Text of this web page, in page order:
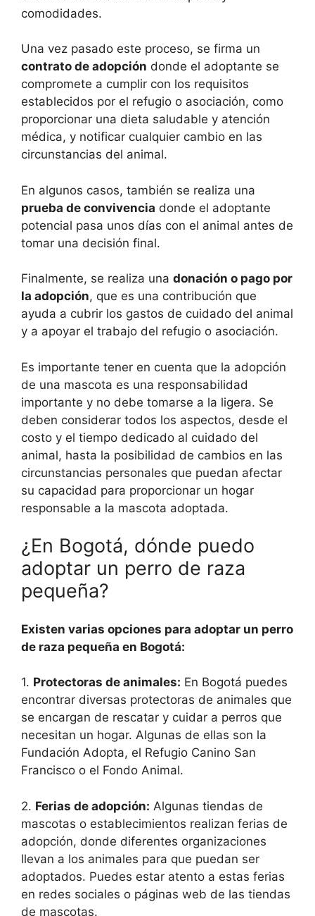
comodidades.
Una vez pasado este proceso, se firma un
contrato de adopción donde el adoptante se
compromete a cumplir con los requisitos
establecidos por el refugio o asociación, como
proporcionar una dieta saludable y atención
médica, y notificar cualquier cambio en las
circunstancias del animal.
En algunos casos, también se realiza una
prueba de convivencia donde el adoptante
potencial pasa unos días con el animal antes de
tomar una decisión final.
Finalmente, se realiza una donación o pago por
la adopción, que es una contribución que
ayuda a cubrir los gastos de cuidado del animal
y a apoyar el trabajo del refugio o asociación.
Es importante tener en cuenta que la adopción
de una mascota es una responsabilidad
importante y no debe tomarse a la ligera. Se
deben considerar todos los aspectos, desde el
costo y el tiempo dedicado al cuidado del
animal, hasta la posibilidad de cambios en las
circunstancias personales que puedan afectar
su capacidad para proporcionar un hogar
responsable a la mascota adoptada.
¿En Bogotá, dónde puedo
adoptar un perro de raza
pequeña?
Existen varias opciones para adoptar un perro
de raza pequeña en Bogotá:
1. Protectoras de animales: En Bogotá puedes
encontrar diversas protectoras de animales que
se encargan de rescatar y cuidar a perros que
necesitan un hogar. Algunas de ellas son la
Fundación Adopta, el Refugio Canino San
Francisco o el Fondo Animal.
2. Ferias de adopción: Algunas tiendas de
mascotas o establecimientos realizan ferias de
adopción, donde diferentes organizaciones
llevan a los animales para que puedan ser
adoptados. Puedes estar atento a estas ferias
en redes sociales o páginas web de las tiendas
de mascotas.